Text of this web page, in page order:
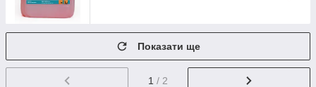
Показати ще
1 / 2